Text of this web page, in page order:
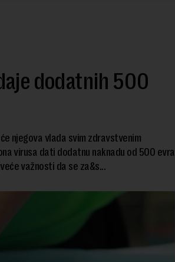
dodatnih 500
njegova vlada svim zdravstvenim
virusa dati dodatnu naknadu od 500 evra
važnosti da se za&s...